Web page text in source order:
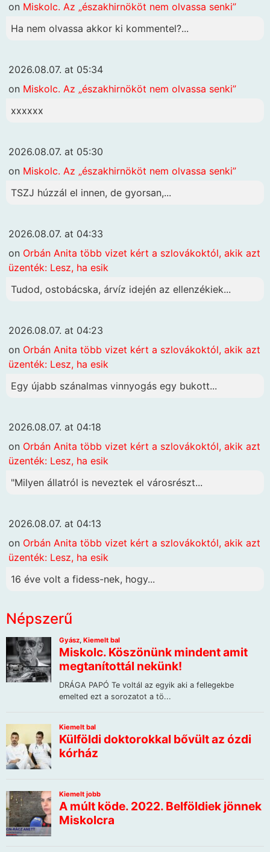
on Miskolc. Az „északhirnököt nem olvassa senki”
Ha nem olvassa akkor ki kommentel?...
2026.08.07. at 05:34
on Miskolc. Az „északhirnököt nem olvassa senki”
xxxxxx
2026.08.07. at 05:30
on Miskolc. Az „északhirnököt nem olvassa senki”
TSZJ húzzál el innen, de gyorsan,...
2026.08.07. at 04:33
on Orbán Anita több vizet kért a szlovákoktól, akik azt
üzenték: Lesz, ha esik
Tudod, ostobácska, árvíz idején az ellenzékiek...
2026.08.07. at 04:23
on Orbán Anita több vizet kért a szlovákoktól, akik azt
üzenték: Lesz, ha esik
Egy újabb szánalmas vinnyogás egy bukott...
2026.08.07. at 04:18
on Orbán Anita több vizet kért a szlovákoktól, akik azt
üzenték: Lesz, ha esik
"Milyen állatról is neveztek el városrészt...
2026.08.07. at 04:13
on Orbán Anita több vizet kért a szlovákoktól, akik azt
üzenték: Lesz, ha esik
16 éve volt a fidess-nek, hogy...
Népszerű